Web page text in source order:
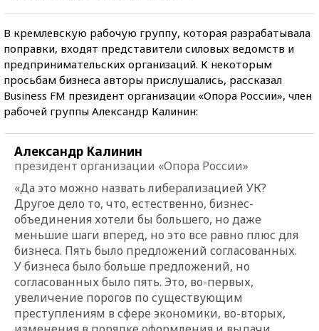
В кремлевскую рабочую группу, которая разрабатывала
поправки, входят представители силовых ведомств и
предпринимательских организаций. К некоторым
просьбам бизнеса авторы прислушались, рассказал
Business FM президент организации «Опора России», член
рабочей группы Александр Калинин:
Александр Калинин
президент организации «Опора России»
«Да это можно назвать либерализацией УК?
Другое дело то, что, естественно, бизнес-
объединения хотели бы большего, но даже
меньшие шаги вперед, но это все равно плюс для
бизнеса. Пять было предложений согласованных.
У бизнеса было больше предложений, но
согласованных было пять. Это, во-первых,
увеличение порогов по существующим
преступлениям в сфере экономики, во-вторых,